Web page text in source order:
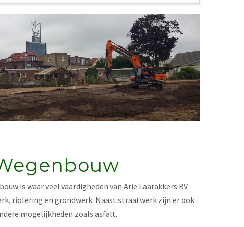
is waar veel vaardigheden van Arie Laarakkers BV
riolering en grondwerk. Naast straatwerk zijn er ook
mogelijkheden zoals asfalt.